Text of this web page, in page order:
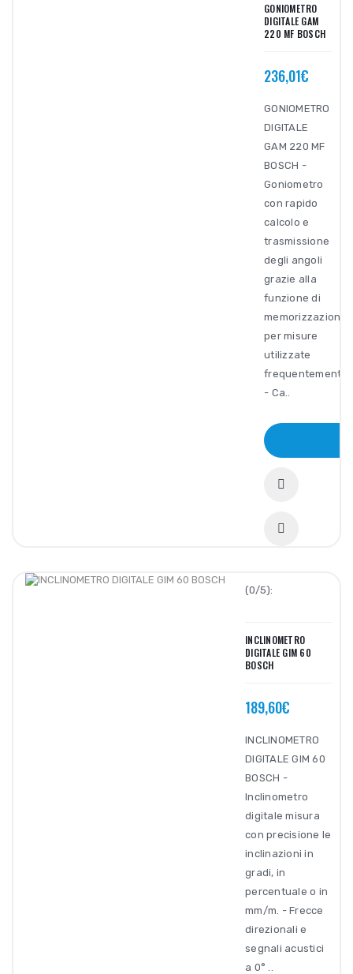
GONIOMETRO
DIGITALE GAM
220 MF BOSCH
236,01€
GONIOMETRO
DIGITALE
GAM 220 MF
BOSCH -
Goniometro
con rapido
calcolo e
trasmissione
degli angoli
grazie alla
funzione di
memorizzazione
per misure
utilizzate
frequentemente.
- Ca..
(0/5):
INCLINOMETRO
DIGITALE GIM 60
BOSCH
189,60€
INCLINOMETRO
DIGITALE GIM 60
BOSCH -
Inclinometro
digitale misura
con precisione le
inclinazioni in
gradi, in
percentuale o in
mm/m. - Frecce
direzionali e
segnali acustici
a 0° ..